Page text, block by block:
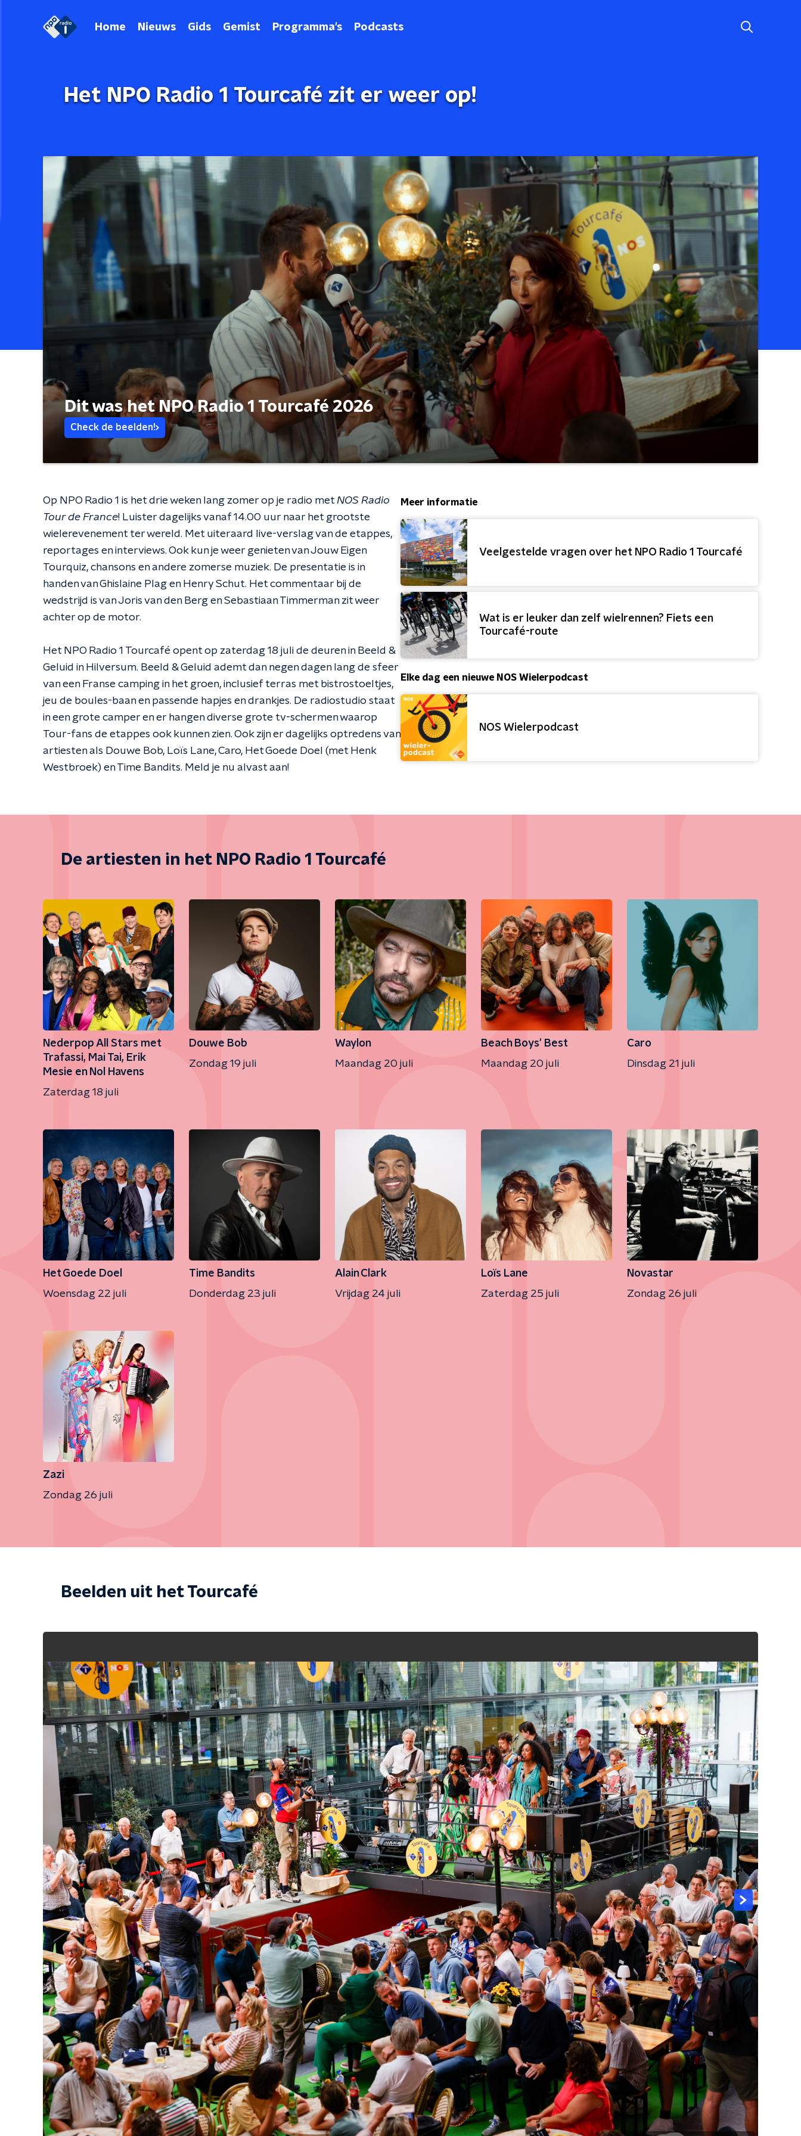
Home Nieuws Gids Gemist Programma's Podcasts
Het NPO Radio 1 Tourcafé zit er weer op!
Dit was het NPO Radio 1 Tourcafé 2026
Check de beelden!
Op NPO Radio 1 is het drie weken lang zomer op je radio met NOS Radio
Tour de France! Luister dagelijks vanaf 14.00 uur naar het grootste
wielerevenement ter wereld. Met uiteraard live-verslag van de etappes,
reportages en interviews. Ook kun je weer genieten van Jouw Eigen
Tourquiz, chansons en andere zomerse muziek. De presentatie is in
handen van Ghislaine Plag en Henry Schut. Het commentaar bij de
wedstrijd is van Joris van den Berg en Sebastiaan Timmerman zit weer
achter op de motor.
Het NPO Radio 1 Tourcafé opent op zaterdag 18 juli de deuren in Beeld &
Geluid in Hilversum. Beeld & Geluid ademt dan negen dagen lang de sfeer
van een Franse camping in het groen, inclusief terras met bistrostoeltjes,
jeu de boules-baan en passende hapjes en drankjes. De radiostudio staat
in een grote camper en er hangen diverse grote tv-schermen waarop
Tour-fans de etappes ook kunnen zien. Ook zijn er dagelijks optredens van
artiesten als Douwe Bob, Loïs Lane, Caro, Het Goede Doel (met Henk
Westbroek) en Time Bandits. Meld je nu alvast aan!
Meer informatie
Veelgestelde vragen over het NPO Radio 1 Tourcafé
Wat is er leuker dan zelf wielrennen? Fiets een
Tourcafé-route
Elke dag een nieuwe NOS Wielerpodcast
NOS Wielerpodcast
De artiesten in het NPO Radio 1 Tourcafé
Nederpop All Stars met
Trafassi, Mai Tai, Erik
Mesie en Nol Havens
Zaterdag 18 juli
Douwe Bob
Zondag 19 juli
Waylon
Maandag 20 juli
Beach Boys' Best
Maandag 20 juli
Caro
Dinsdag 21 juli
Het Goede Doel
Woensdag 22 juli
Time Bandits
Donderdag 23 juli
Alain Clark
Vrijdag 24 juli
Loïs Lane
Zaterdag 25 juli
Novastar
Zondag 26 juli
Zazi
Zondag 26 juli
Beelden uit het Tourcafé